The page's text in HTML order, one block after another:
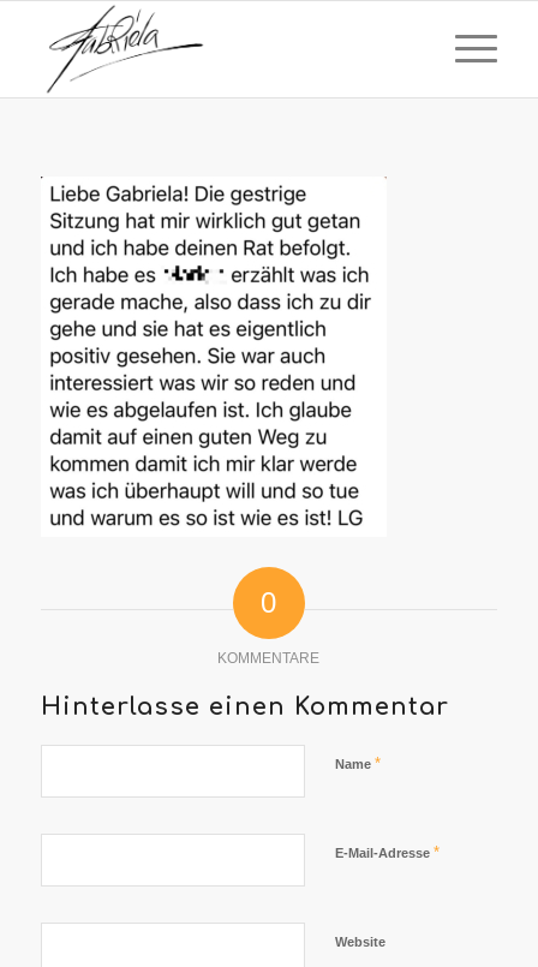
0
KOMMENTARE
Hinterlasse einen Kommentar
Name *
E-Mail-Adresse *
Website